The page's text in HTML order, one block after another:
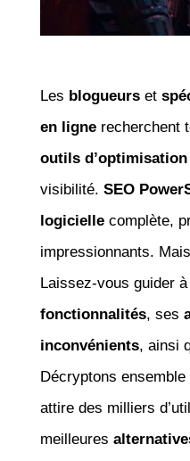
Les blogueurset
en lignerecherchent
outils d’optimisation
visibilité. SEO
logiciellecomplète,
impressionnants.
Laissez-vous guider
fonctionnalités, ses
inconvénients, ainsi
Décryptons
attire des milliers
meilleures